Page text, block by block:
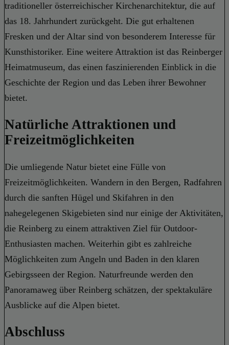
traditioneller österreichischer Kirchenarchitektur, die auf
das 18. Jahrhundert zurückgeht. Die gut erhaltenen
Fresken und der Altar sind von besonderem Interesse für
Kunsthistoriker. Eine weitere Attraktion ist das Reinberger
Heimatmuseum, das einen faszinierenden Einblick in die
Geschichte der Region und das Leben ihrer Bewohner
bietet.
Natürliche Attraktionen und
Freizeitmöglichkeiten
Die umliegende Natur bietet eine Fülle von
Freizeitmöglichkeiten. Wandern in den Bergen, Radfahren
durch die sanften Hügel und Skifahren in den
nahegelegenen Skigebieten sind nur einige der Aktivitäten,
die Reinberg zu einem attraktiven Ziel für Outdoor-
Enthusiasten machen. Weiterhin gibt es zahlreiche
Möglichkeiten zum Angeln und Baden in den klaren
Gebirgsseen der Region. Naturfreunde werden den
Panoramaweg über Reinberg schätzen, der spektakuläre
Ausblicke auf die Alpen bietet.
Abschluss